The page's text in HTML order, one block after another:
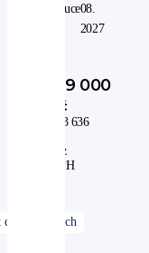
záruce08.
2027
319 000
Kč
263 636
bez
DPH